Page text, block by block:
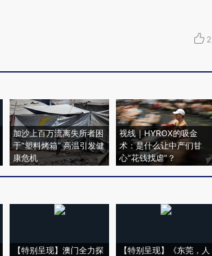
2
加沙上百万流离失所者困
于“塑料烤箱” 高温引发健
康危机
视线｜HYROX的吸金
术：是什么让中产们甘
心“花钱找虐”？
【特别呈现】澳门全力探
【特别呈现】《东莞，人